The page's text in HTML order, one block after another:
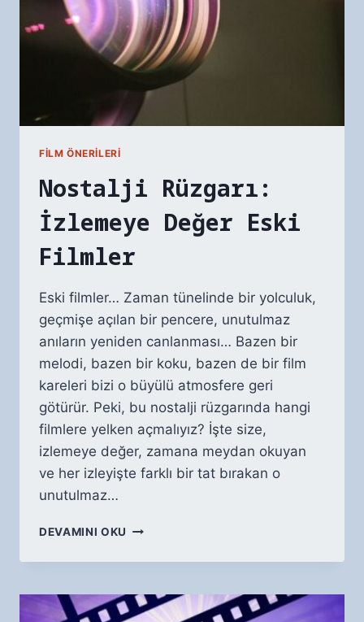
FILM ÖNERILERI
Nostalji Rüzgarı:
İzlemeye Değer Eski
Filmler
Eski filmler… Zaman tünelinde bir yolculuk,
geçmişe açılan bir pencere, unutulmaz
anıların yeniden canlanması… Bazen bir
melodi, bazen bir koku, bazen de bir film
kareleri bizi o büyülü atmosfere geri
götürür. Peki, bu nostalji rüzgarında hangi
filmlere yelken açmalıyız? İşte size,
izlemeye değer, zamana meydan okuyan
ve her izleyişte farklı bir tat bırakan o
unutulmaz…
DEVAMINI OKU NOSTALJI
İZLEMEYE
ESKI
FILMLER